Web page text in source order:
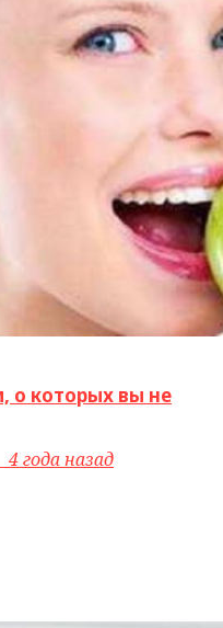
о которых вы не
4 года назад